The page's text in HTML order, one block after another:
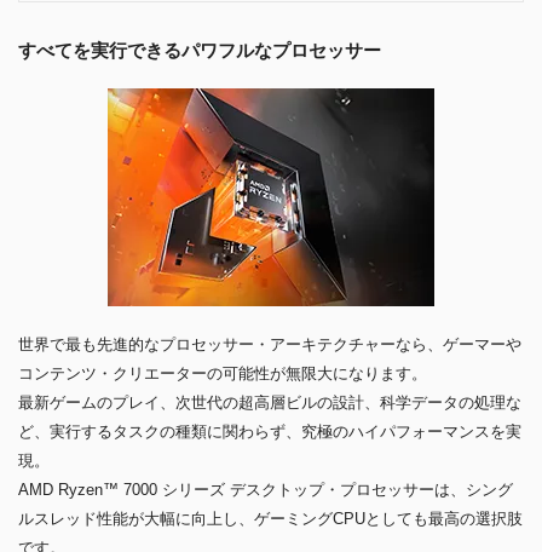
すべてを実行できるパワフルなプロセッサー
世界で最も先進的なプロセッサー・アーキテクチャーなら、ゲーマーや
コンテンツ・クリエーターの可能性が無限大になります。
最新ゲームのプレイ、次世代の超高層ビルの設計、科学データの処理な
ど、実行するタスクの種類に関わらず、究極のハイパフォーマンスを実
現。
AMD Ryzen™ 7000 シリーズ デスクトップ・プロセッサーは、シング
ルスレッド性能が大幅に向上し、ゲーミングCPUとしても最高の選択肢
です。